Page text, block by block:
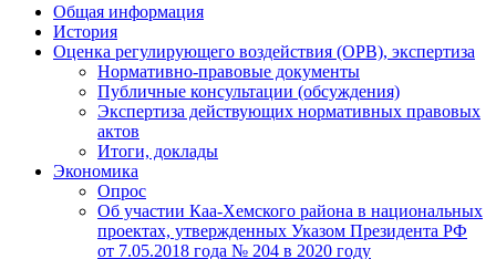
Общая информация
История
Оценка регулирующего воздействия (ОРВ), экспертиза
Нормативно-правовые документы
Публичные консультации (обсуждения)
Экспертиза действующих нормативных правовых
актов
Итоги, доклады
Экономика
Опрос
Об участии Каа-Хемского района в национальных
проектах, утвержденных Указом Президента РФ
от 7.05.2018 года № 204 в 2020 году